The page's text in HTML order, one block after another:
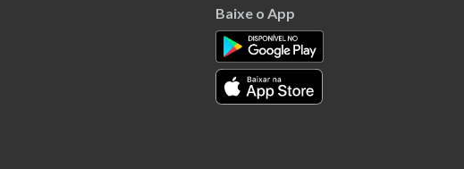
Baixe o App